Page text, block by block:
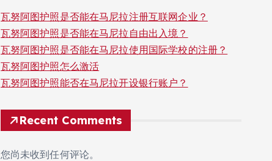
瓦努阿图护照是否能在马尼拉注册互联网企业？
瓦努阿图护照是否能在马尼拉自由出入境？
瓦努阿图护照是否能在马尼拉使用国际学校的注册？
瓦努阿图护照怎么激活
瓦努阿图护照能否在马尼拉开设银行账户？
Recent Comments
您尚未收到任何评论。